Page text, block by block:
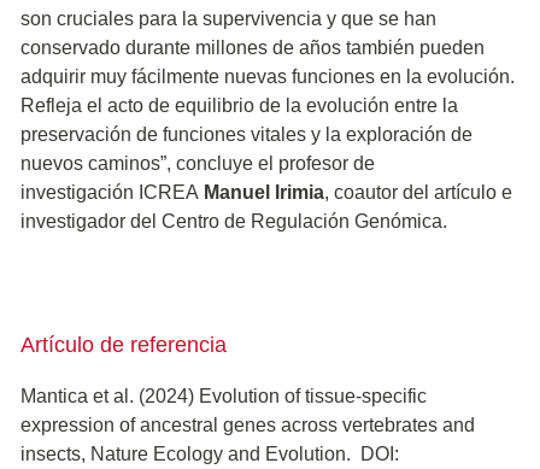
son cruciales para la supervivencia y que se han
conservado durante millones de años también pueden
adquirir muy fácilmente nuevas funciones en la evolución.
Refleja el acto de equilibrio de la evolución entre la
preservación de funciones vitales y la exploración de
nuevos caminos”, concluye el profesor de
investigación ICREA Manuel Irimia, coautor del artículo e
investigador del Centro de Regulación Genómica.
Artículo de referencia
Mantica et al. (2024) Evolution of tissue-specific
expression of ancestral genes across vertebrates and
insects, Nature Ecology and Evolution. DOI: